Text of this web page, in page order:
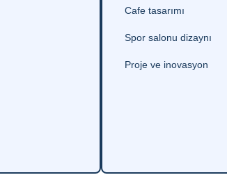
Cafe tasarımı
Spor salonu dizaynı
Proje ve inovasyon